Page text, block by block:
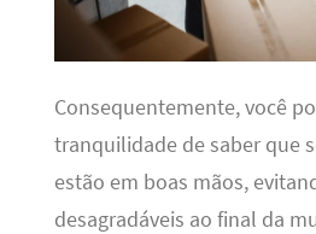
Consequentemente, você
tranquilidade de saber que
estão em boas mãos,
desagradáveis ao final da